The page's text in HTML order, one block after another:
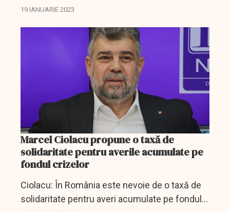
creşterea preţului şi cred că, în spiritul legii, se
19 IANUARIE 2023
Marcel Ciolacu propune o taxă de
solidaritate pentru averile acumulate pe
fondul crizelor
Ciolacu: În România este nevoie de o taxă de
solidaritate pentru averi acumulate pe fondul